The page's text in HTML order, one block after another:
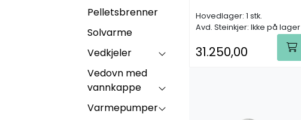
Pelletsbrenner
Solvarme
Vedkjeler
Vedovn med
vannkappe
Varmepumper
Hovedlager: 1 stk.
Avd. Steinkjer: Ikke på lager
31.250,00